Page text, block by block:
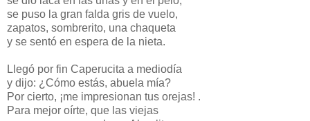
se puso la gran falda gris de vuelo,
zapatos, sombrerito, una chaqueta
y se sentó en espera de la nieta.
Llegó por fin Caperucita a mediodía
y dijo: ¿Cómo estás, abuela mía?
Por cierto, ¡me impresionan tus orejas! .
Para mejor oírte, que las viejas